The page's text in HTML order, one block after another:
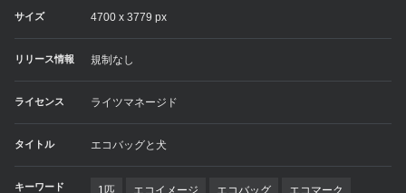
サイズ 4700 x 3779 px
リリース情報 規制なし
ライセンス ライツマネージド
タイトル エコバッグと犬
キーワード 1匹 エコイメージ エコバッグ エコマーク